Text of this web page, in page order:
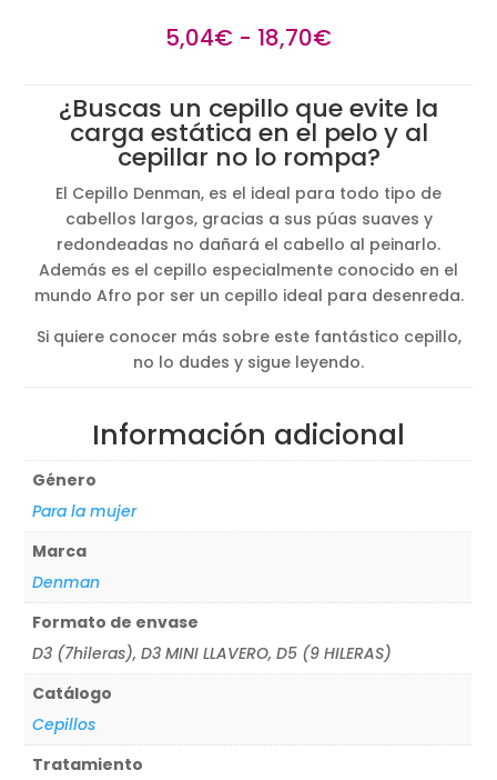
5,04€ - 18,70€Rango
desde
5,04€
hasta
18,70€
¿Buscas un cepillo que evite la
carga estática en el pelo y al
cepillar no lo rompa?
El Cepillo Denman, es el ideal para todo tipo de
cabellos largos, gracias a sus púas suaves y
redondeadas no dañará el cabello al peinarlo.
Además es el cepillo especialmente conocido en el
mundo Afro por ser un cepillo ideal para desenreda.
Si quiere conocer más sobre este fantástico cepillo,
no lo dudes y sigue leyendo.
Información adicional
Género
Para la mujer
Marca
Denman
Formato de envase
D3 (7hileras), D3 MINI LLAVERO, D5 (9 HILERAS)
Catálogo
Cepillos
Tratamiento